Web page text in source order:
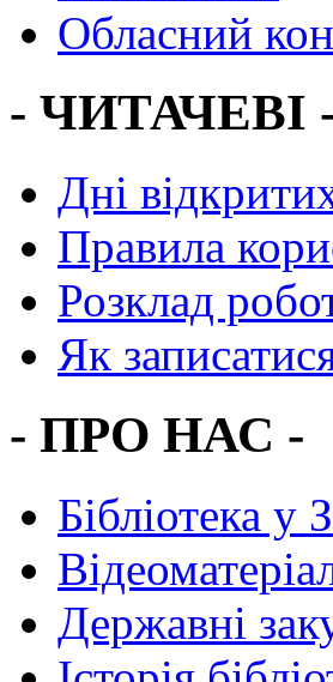
Обласний
- ЧИТАЧЕВІ
Дні
Правила
Розклад
Як
- ПРО НАС -
Бібліотека у
Державні